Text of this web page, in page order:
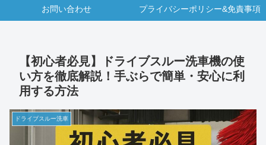
お問い合わせ プライバシーポリシー&免責事項
【初心者必見】ドライブスルー洗車機の使
い方を徹底解説！手ぶらで簡単・安心に利
用する方法
ドライブスルー洗車